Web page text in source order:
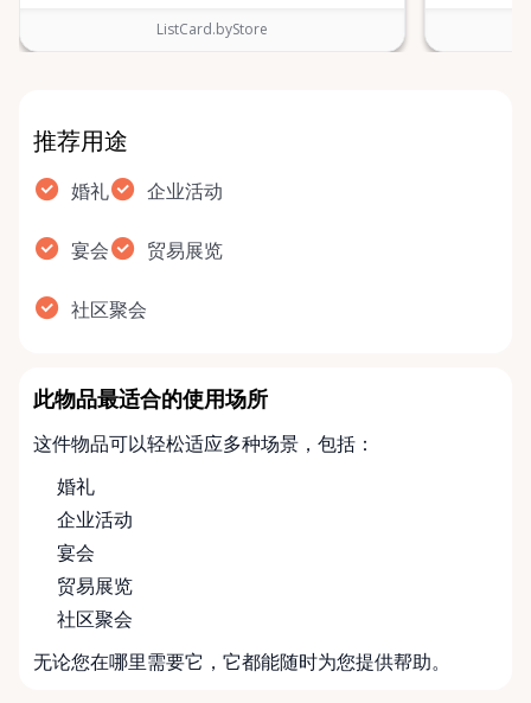
ListCard.byStore
推荐用途
婚礼 企业活动
宴会 贸易展览
社区聚会
此物品最适合的使用场所
这件物品可以轻松适应多种场景，包括：
婚礼
企业活动
宴会
贸易展览
社区聚会
无论您在哪里需要它，它都能随时为您提供帮助。